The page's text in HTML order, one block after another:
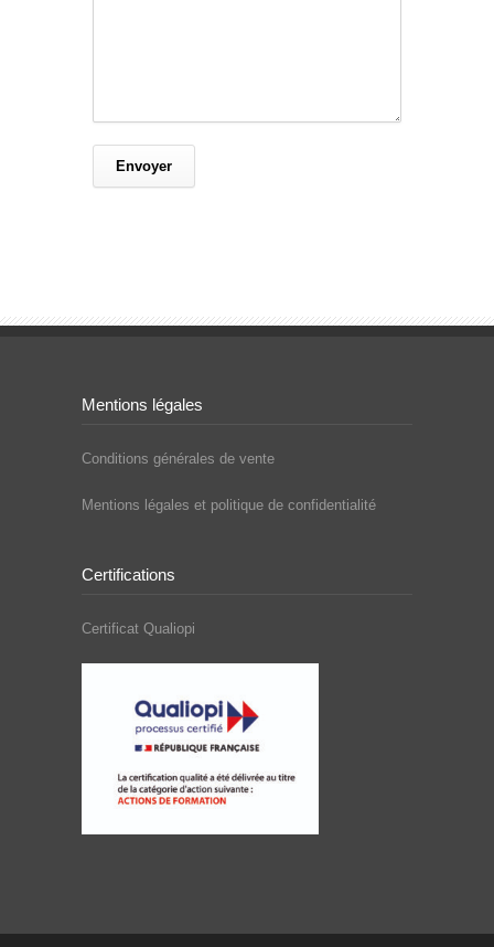
Mentions légales
Conditions générales de vente
Mentions légales et politique de confidentialité
Certifications
Certificat Qualiopi